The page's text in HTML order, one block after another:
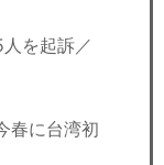
を起訴／
春に台湾初